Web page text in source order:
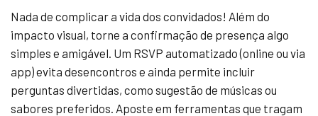
Nada de complicar a vida dos convidados! Além do
impacto visual, torne a confirmação de presença algo
simples e amigável. Um RSVP automatizado (online ou via
app) evita desencontros e ainda permite incluir
perguntas divertidas, como sugestão de músicas ou
sabores preferidos. Aposte em ferramentas que tragam